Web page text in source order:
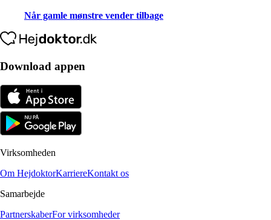
Når gamle mønstre vender tilbage
Download appen
Virksomheden
Om HejdoktorKarriereKontakt os
Samarbejde
PartnerskaberFor virksomheder